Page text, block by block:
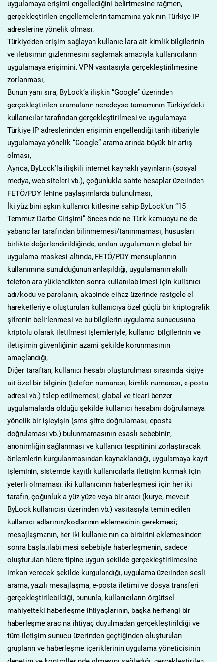
uygulamaya erişimi engellediğini belirtmesine rağmen,
gerçekleştirilen engellemelerin tamamına yakının Türkiye IP
adreslerine yönelik olması,
Türkiye’den erişim sağlayan kullanıcılara ait kimlik bilgilerinin
ve iletişimin gizlenmesini sağlamak amacıyla kullanıcıların
uygulamaya erişimini, VPN vasıtasıyla gerçekleştirilmesine
zorlanması,
Bunun yanı sıra, ByLock’a ilişkin “Google” üzerinden
gerçekleştirilen aramaların neredeyse tamamının Türkiye’deki
kullanıcılar tarafından gerçekleştirilmesi ve uygulamaya
Türkiye IP adreslerinden erişimin engellendiği tarih itibariyle
uygulamaya yönelik “Google” aramalarında büyük bir artış
olması,
Ayrıca, ByLock’la ilişkili internet kaynaklı yayınların (sosyal
medya, web siteleri vb.), çoğunlukla sahte hesaplar üzerinden
FETÖ/PDY lehine paylaşımlarda bulunulması,
İki yüz bini aşkın kullanıcı kitlesine sahip ByLock’un “15
Temmuz Darbe Girişimi” öncesinde ne Türk kamuoyu ne de
yabancılar tarafından bilinmemesi/tanınmaması, hususları
birlikte değerlendirildiğinde, anılan uygulamanın global bir
uygulama maskesi altında, FETÖ/PDY mensuplarının
kullanımına sunulduğunun anlaşıldığı, uygulamanın akıllı
telefonlara yüklendikten sonra kullanılabilmesi için kullanıcı
adı/kodu ve parolanın, akabinde cihaz üzerinde rastgele el
hareketleriyle oluşturulan kullanıcıya özel güçlü bir kriptografik
şifrenin belirlenmesi ve bu bilgilerin uygulama sunucusuna
kriptolu olarak iletilmesi işlemleriyle, kullanıcı bilgilerinin ve
iletişimin güvenliğinin azami şekilde korunmasının
amaçlandığı,
Diğer taraftan, kullanıcı hesabı oluşturulması sırasında kişiye
ait özel bir bilginin (telefon numarası, kimlik numarası, e-posta
adresi vb.) talep edilmemesi, global ve ticari benzer
uygulamalarda olduğu şekilde kullanıcı hesabını doğrulamaya
yönelik bir işleyişin (sms şifre doğrulaması, eposta
doğrulaması vb.) bulunmamasının esaslı sebebinin,
anonimliğin sağlanması ve kullanıcı tespitinini zorlaştıracak
önlemlerin kurgulanmasından kaynaklandığı, uygulamaya kayıt
işleminin, sistemde kayıtlı kullanıcılarla iletişim kurmak için
yeterli olmaması, iki kullanıcının haberleşmesi için her iki
tarafın, çoğunlukla yüz yüze veya bir aracı (kurye, mevcut
ByLock kullanıcısı üzerinden vb.) vasıtasıyla temin edilen
kullanıcı adlarının/kodlarının eklemesinin gerekmesi;
mesajlaşmanın, her iki kullanıcının da birbirini eklemesinden
sonra başlatılabilmesi sebebiyle haberleşmenin, sadece
oluşturulan hücre tipine uygun şekilde gerçekleştirilmesine
imkan verecek şekilde kurgulandığı, uygulama üzerinden sesli
arama, yazılı mesajlaşma, e-posta iletimi ve dosya transferi
gerçekleştirilebildiği, bununla, kullanıcıların örgütsel
mahiyetteki haberleşme ihtiyaçlarının, başka herhangi bir
haberleşme aracına ihtiyaç duyulmadan gerçekleştirildiği ve
tüm iletişim sunucu üzerinden geçtiğinden oluşturulan
grupların ve haberleşme içeriklerinin uygulama yöneticisinin